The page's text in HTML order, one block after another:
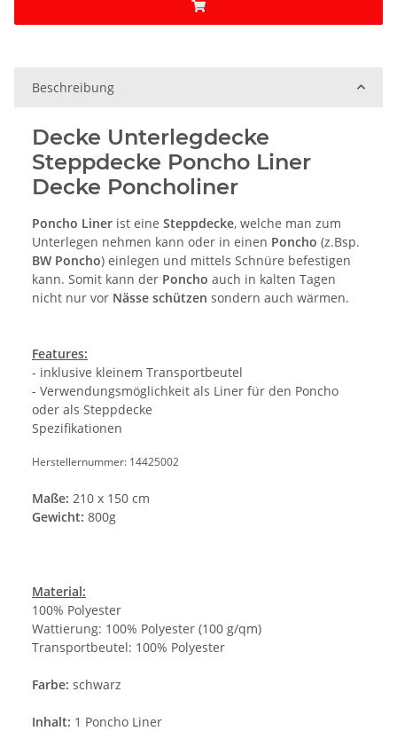
Beschreibung
Decke Unterlegdecke
Steppdecke Poncho Liner
Decke Poncholiner
Poncho Liner ist eine Steppdecke, welche man zum
Unterlegen nehmen kann oder in einen Poncho (z.Bsp.
BW Poncho) einlegen und mittels Schnüre befestigen
kann. Somit kann der Poncho auch in kalten Tagen
nicht nur vor Nässe schützen sondern auch wärmen.
Features:
- inklusive kleinem Transportbeutel
- Verwendungsmöglichkeit als Liner für den Poncho
oder als Steppdecke
Spezifikationen
Herstellernummer: 14425002
Maße: 210 x 150 cm
Gewicht: 800g
Material:
100% Polyester
Wattierung: 100% Polyester (100 g/qm)
Transportbeutel: 100% Polyester
Farbe: schwarz
Inhalt: 1 Poncho Liner